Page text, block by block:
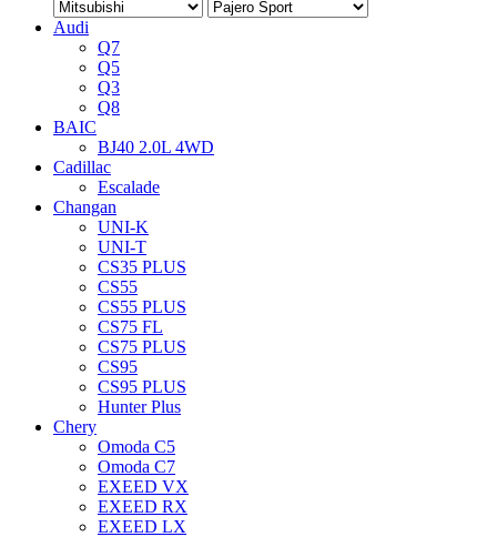
Audi
Q7
Q5
Q3
Q8
BAIC
BJ40 2.0L 4WD
Cadillac
Escalade
Changan
UNI-K
UNI-T
CS35 PLUS
CS55
CS55 PLUS
CS75 FL
CS75 PLUS
CS95
CS95 PLUS
Hunter Plus
Chery
Omoda C5
Omoda C7
EXEED VX
EXEED RX
EXEED LX